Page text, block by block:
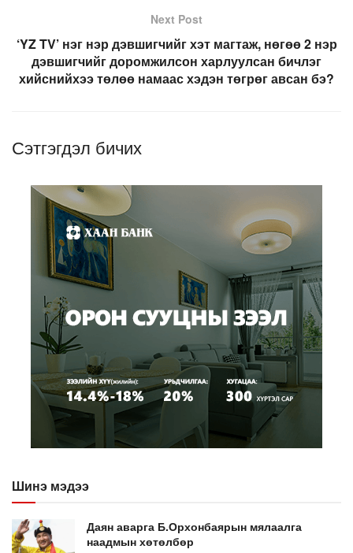
Next Post
‘YZ TV’ нэг нэр дэвшигчийг хэт магтаж, нөгөө 2 нэр
дэвшигчийг доромжилсон харлуулсан бичлэг
хийснийхээ төлөө намаас хэдэн төгрөг авсан бэ?
Сэтгэгдэл бичих
Шинэ мэдээ
Даян аварга Б.Орхонбаярын мялаалга
наадмын хөтөлбөр